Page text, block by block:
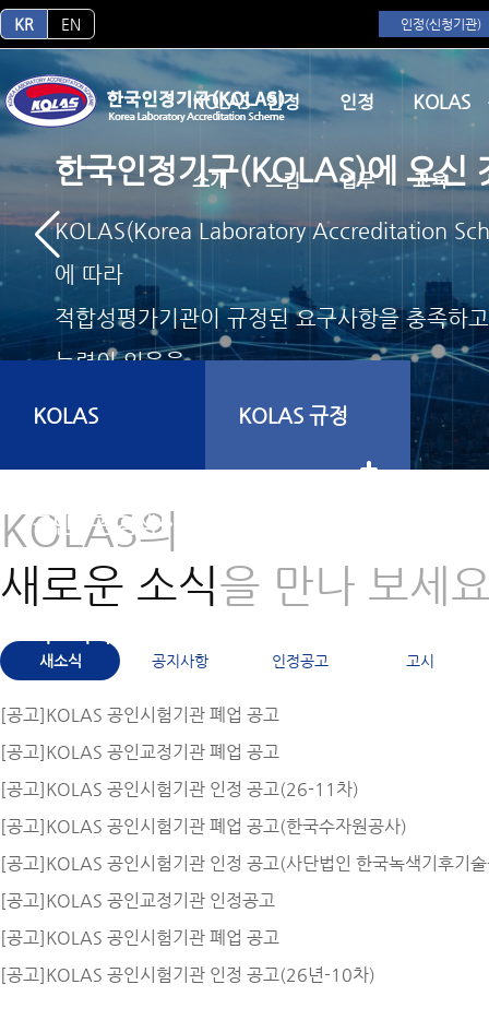
KR EN 인정(신청기관)
KOLAS
소개
인정
스킴
인정
업무
KOLAS
교육
한국인정기구(KOLAS)에 오신
KOLAS(Korea Laboratory Accreditation
에 따라
적합성평가기관이 규정된 요구사항을 충족하
능력이 있음을
인정해주는 업무를 수행하고 있습니다.
KOLAS
공인기관 검색
KOLAS 규정
KOLAS의
새로운 소식을 만나 보세
새소식 공지사항 인정공고 고시
[공고]KOLAS 공인시험기관 폐업 공고
[공고]KOLAS 공인교정기관 폐업 공고
[공고]KOLAS 공인시험기관 인정 공고(26-11차)
[공고]KOLAS 공인시험기관 폐업 공고(한국수자원공사)
[공고]KOLAS 공인시험기관 인정 공고(사단법인 한국녹색기후기
[공고]KOLAS 공인교정기관 인정공고
[공고]KOLAS 공인시험기관 폐업 공고
[공고]KOLAS 공인시험기관 인정 공고(26년-10차)